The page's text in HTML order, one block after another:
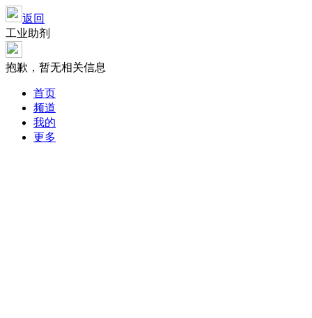
返回
工业助剂
抱歉，暂无相关信息
首页
频道
我的
更多